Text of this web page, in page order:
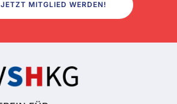
JETZT MITGLIED WERDEN!